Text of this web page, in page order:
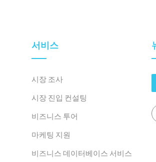
서비스
시장 조사
시장 진입 컨설팅
비즈니스 투어
마케팅 지원
비즈니스 데이터베이스 서비스